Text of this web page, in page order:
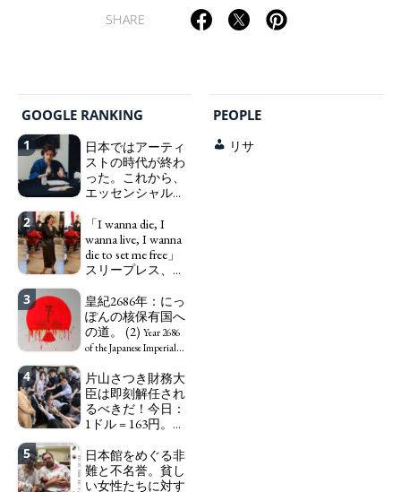
SHARE
GOOGLE RANKING
1
日本ではアーティ
ストの時代が終わ
った。これから、
エッセンシャルワ
ワーカー、ソーシ
ャルワーカーと同
じ、アートワーカ
ーになる。We have
word "artist" into the
word "Art Worker"
(similar to "Essential
Worker", "Sex Worker" or
2
「I wanna die, I
wanna live, I wanna
die to set me free」
スリープレス、セ
で、自己憐憫に浸
る日本人女性サナ
エ：道標としての
破壊。"I wanna die, I
set me free" - Sanae, a
Japanese woman who is
sleepless, sexless, depressive
and wallowing in self-
guidepost.
3
皇紀2686年：にっ
ぽんの核保有国へ
の道。 (2) Year 2686
of the Japanese Imperial
Becoming a Nuclear
Power. (2)
4
片山さつき財務大
臣は即刻解任され
るべきだ！今日：
1ドル = 163円。に
自分の円を吸って
いる。高市早苗首
相「円安で外為特
5
日本館をめぐる非
難と不名誉。貧し
い女性たちに対す
PEOPLE
リサ